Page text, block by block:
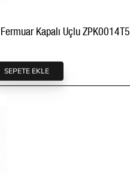
Kapalı Uçlu ZPK0014T5
SEPETE EKLE